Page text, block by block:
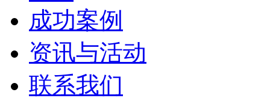
成功案例
资讯与活动
联系我们